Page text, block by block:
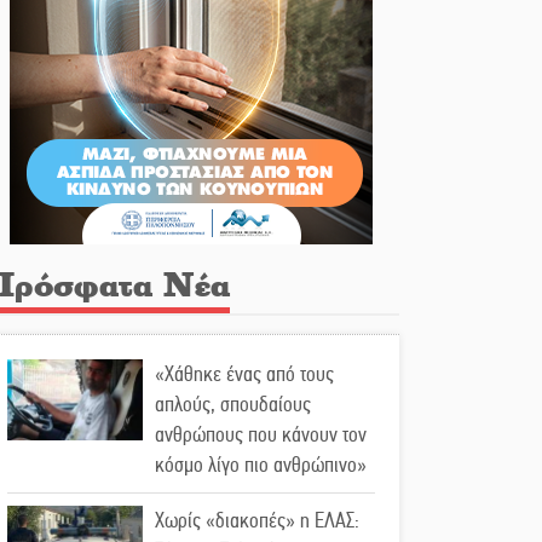
Νέα
«Χάθηκε ένας από τους
απλούς, σπουδαίους
ανθρώπους που κάνουν τον
κόσμο λίγο πιο ανθρώπινο»
Χωρίς «διακοπές» η ΕΛΑΣ: